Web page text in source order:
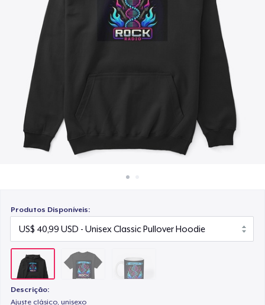
Venda em todo lugar
Produtos Disponíveis:
Descrição:
Ajuste clásico, unisexo